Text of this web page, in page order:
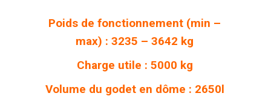
Poids de fonctionnement (min –
max) : 3235 – 3642 kg
Charge utile : 5000 kg
Volume du godet en dôme : 2650l